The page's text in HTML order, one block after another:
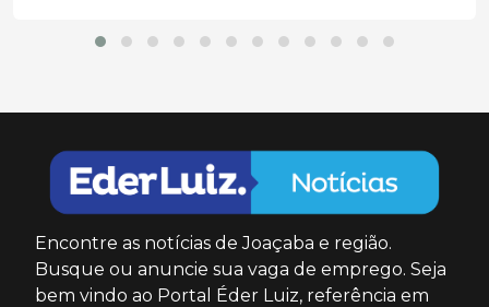
Encontre as notícias de Joaçaba e região.
Busque ou anuncie sua vaga de emprego. Seja
bem vindo ao Portal Éder Luiz, referência em